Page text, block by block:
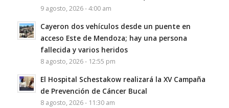
9 agosto, 2026 - 4:00 am
Cayeron dos vehículos desde un puente en
acceso Este de Mendoza; hay una persona
fallecida y varios heridos
8 agosto, 2026 - 12:55 pm
El Hospital Schestakow realizará la XV Campaña
de Prevención de Cáncer Bucal
8 agosto, 2026 - 11:30 am